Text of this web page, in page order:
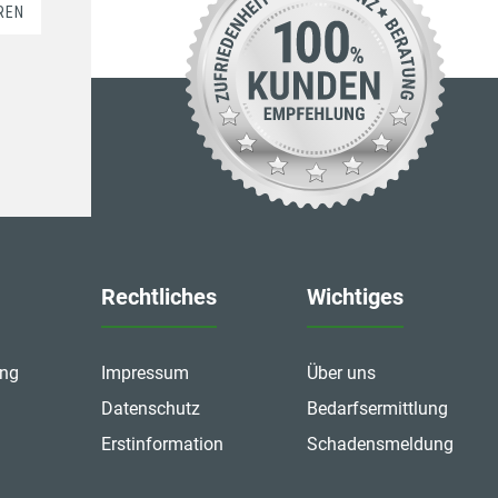
Rechtliches
Impressum
Datenschutz
Erstinformation
Wichtiges
Über uns
Bedarfsermittlung
Schadensmeldung